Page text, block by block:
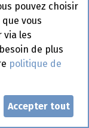
Mix
50 x
pouvez choisir
vous
via les
de plus
politique de
Accepter tout